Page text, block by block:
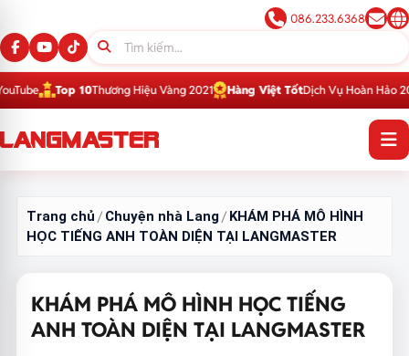
086.233.6368
Top 10Thương Hiệu Vàng 2021 Hàng Việt TốtDịch Vụ Hoàn Hảo 2016
Trang chủ /Chuyện nhà Lang/KHÁM PHÁ MÔ HÌNH
HỌC TIẾNG ANH TOÀN DIỆN TẠI LANGMASTER
KHÁM PHÁ MÔ HÌNH HỌC TIẾNG
ANH TOÀN DIỆN TẠI LANGMASTER